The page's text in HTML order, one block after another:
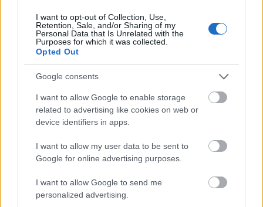
I want to opt-out of Collection, Use,
Retention, Sale, and/or Sharing of my
Personal Data that Is Unrelated with the
Purposes for which it was collected.
Opted Out
Google consents
I want to allow Google to enable storage
related to advertising like cookies on web or
device identifiers in apps.
I want to allow my user data to be sent to
Google for online advertising purposes.
I want to allow Google to send me
personalized advertising.